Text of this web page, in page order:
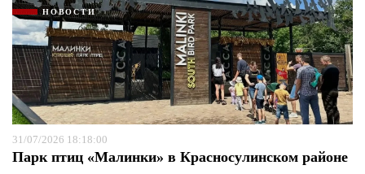
НОВОСТИ
31/07/2026 18:18:00
Парк птиц «Малинки» в Красносулинском районе